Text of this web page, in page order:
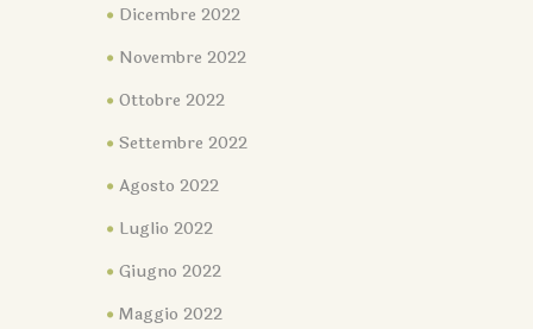
Dicembre 2022
Novembre 2022
Ottobre 2022
Settembre 2022
Agosto 2022
Luglio 2022
Giugno 2022
Maggio 2022